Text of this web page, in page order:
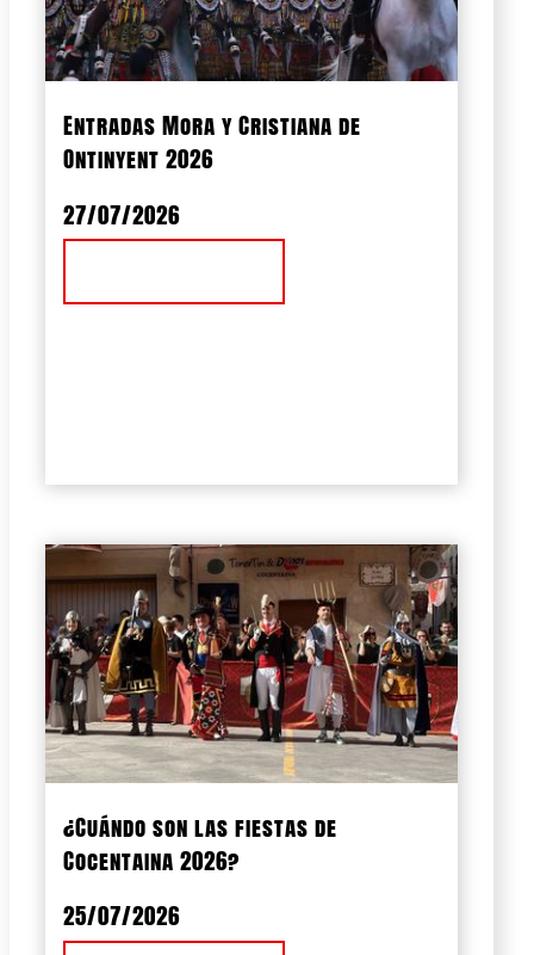
Entradas Mora y Cristiana de
Ontinyent 2026
27/07/2026
¿Cuándo son las fiestas de
Cocentaina 2026?
25/07/2026